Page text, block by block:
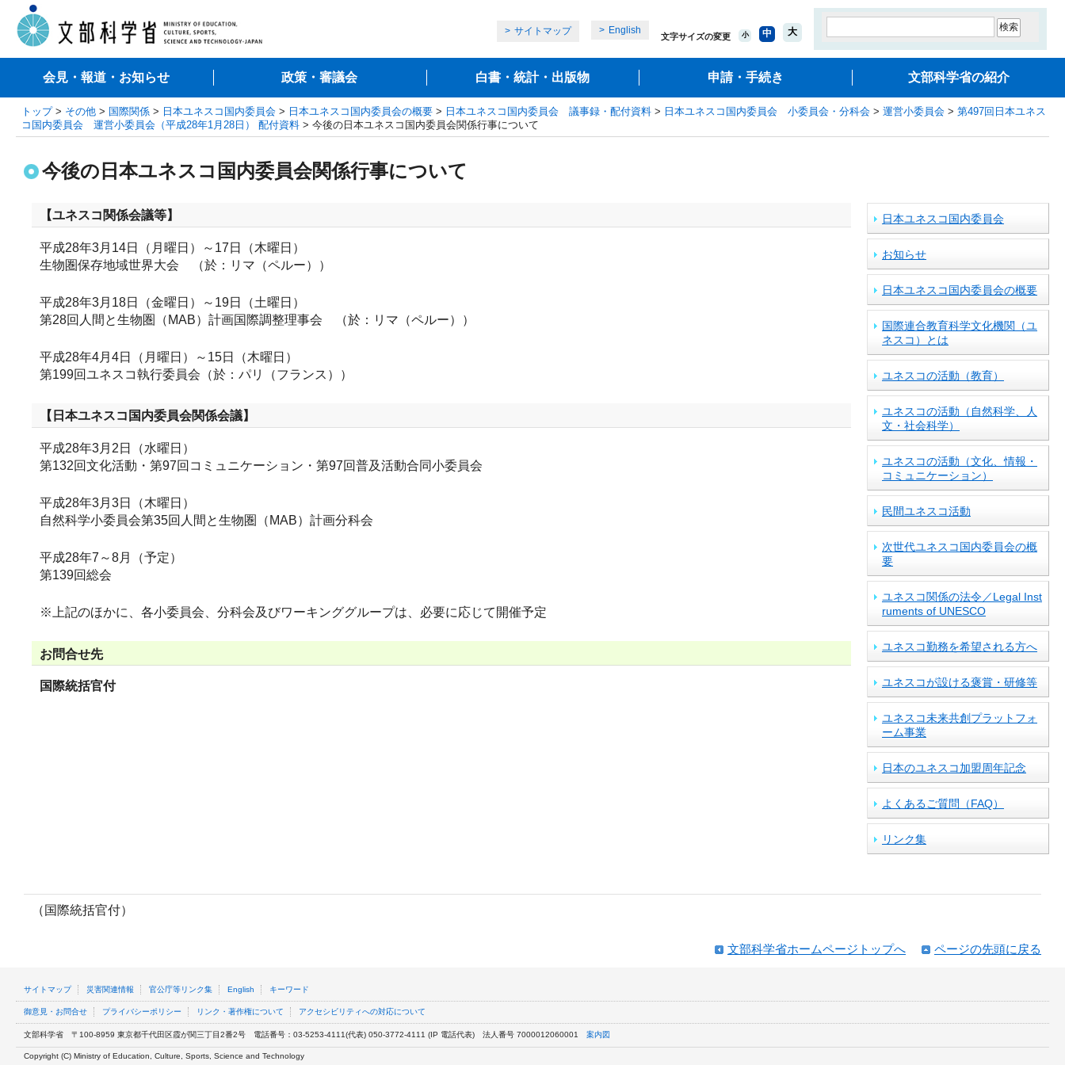
サイトマップ English
文字サイズの変更 小 中 大
会見・報道・お知らせ 政策・審議会 白書・統計・出版物 申請・手続き 文部科学省の紹介
トップ> その他 > 国際関係 > 日本ユネスコ国内委員会 > 日本ユネスコ国内委員会の概要 > 日本ユネスコ国内委員会 議事録・配付資料 > 日本ユネスコ国内委員会 小委員会・分科会 > 運営小委員会 > 第497回日本ユネス
コ国内委員会 運営小委員会（平成28年1月28日） 配付資料 > 今後の日本ユネスコ国内委員会関係行事について
今後の日本ユネスコ国内委員会関係行事について
【ユネスコ関係会議等】
平成28年3月14日（月曜日）～17日（木曜日）
生物圏保存地域世界大会 （於：リマ（ペルー））
平成28年3月18日（金曜日）～19日（土曜日）
第28回人間と生物圏（MAB）計画国際調整理事会 （於：リマ（ペルー））
平成28年4月4日（月曜日）～15日（木曜日）
第199回ユネスコ執行委員会（於：パリ（フランス））
【日本ユネスコ国内委員会関係会議】
平成28年3月2日（水曜日）
第132回文化活動・第97回コミュニケーション・第97回普及活動合同小委員会
平成28年3月3日（木曜日）
自然科学小委員会第35回人間と生物圏（MAB）計画分科会
平成28年7～8月（予定）
第139回総会
※上記のほかに、各小委員会、分科会及びワーキンググループは、必要に応じて開催予定
お問合せ先
国際統括官付
日本ユネスコ国内委員会
お知らせ
日本ユネスコ国内委員会の概要
国際連合教育科学文化機関（ユ
ネスコ）とは
ユネスコの活動（教育）
ユネスコの活動（自然科学、人
文・社会科学）
ユネスコの活動（文化、情報・
コミュニケーション）
民間ユネスコ活動
次世代ユネスコ国内委員会の概
要
ユネスコ関係の法令／Legal Inst
ruments of UNESCO
ユネスコ勤務を希望される方へ
ユネスコが設ける褒賞・研修等
ユネスコ未来共創プラットフォ
ーム事業
日本のユネスコ加盟周年記念
よくあるご質問（FAQ）
リンク集
（国際統括官付）
ページの先頭に戻る
文部科学省ホームページトップへ
サイトマップ 災害関連情報 官公庁等リンク集 English キーワード
御意見・お問合せ プライバシーポリシー リンク・著作権について アクセシビリティへの対応について
文部科学省 〒100-8959 東京都千代田区霞が関三丁目2番2号 電話番号：03-5253-4111(代表) 050-3772-4111 (IP 電話代表) 法人番号 7000012060001 案内図
Copyright (C) Ministry of Education, Culture, Sports, Science and Technology